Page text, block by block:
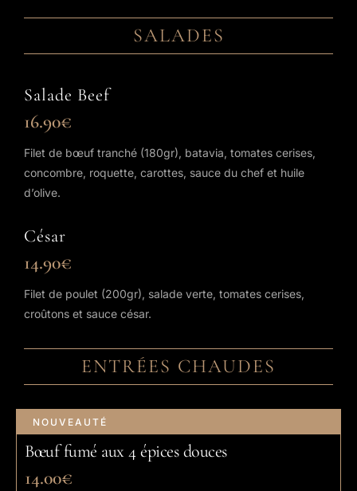
SALADES
Salade Beef
16.90€
Filet de bœuf tranché (180gr), batavia, tomates cerises,
concombre, roquette, carottes, sauce du chef et huile
d’olive.
César
14.90€
Filet de poulet (200gr), salade verte, tomates cerises,
croûtons et sauce césar.
ENTRÉES CHAUDES
NOUVEAUTÉ
Bœuf fumé aux 4 épices douces
14.00€